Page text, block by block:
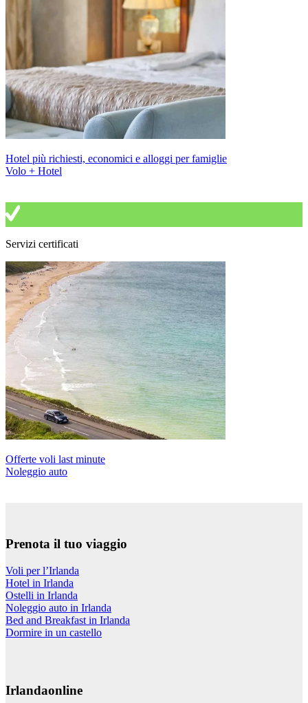
Hotel più richiesti, economici e alloggi per famiglie
Volo + Hotel
Servizi certificati
Offerte voli last minute
Noleggio auto
Prenota il tuo viaggio
Voli per l’Irlanda
Hotel in Irlanda
Ostelli in Irlanda
Noleggio auto in Irlanda
Bed and Breakfast in Irlanda
Dormire in un castello
Irlandaonline